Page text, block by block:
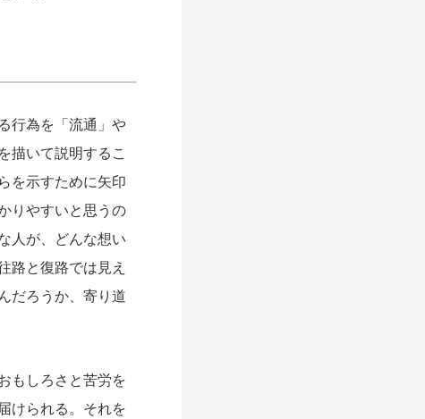
行為を「流通」や
描いて説明するこ
を示すために矢印
りやすいと思うの
人が、どんな想い
路と復路では見え
だろうか、寄り道
もしろさと苦労を
けられる。それを